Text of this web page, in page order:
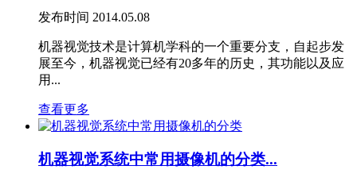
发布时间 2014.05.08
机器视觉技术是计算机学科的一个重要分支，自起步发
展至今，机器视觉已经有20多年的历史，其功能以及应
用...
查看更多
机器视觉系统中常用摄像机的分类...